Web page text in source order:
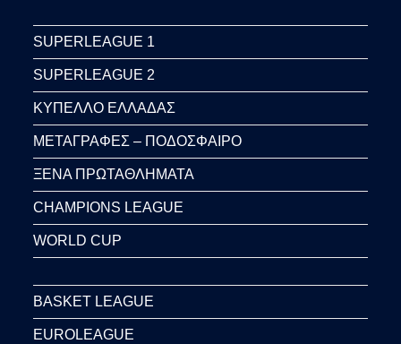
SUPERLEAGUE 1
SUPERLEAGUE 2
ΚΥΠΕΛΛΟ ΕΛΛΑΔΑΣ
ΜΕΤΑΓΡΑΦΕΣ – ΠΟΔΟΣΦΑΙΡΟ
ΞΕΝΑ ΠΡΩΤΑΘΛΗΜΑΤΑ
CHAMPIONS LEAGUE
WORLD CUP
BASKET LEAGUE
EUROLEAGUE